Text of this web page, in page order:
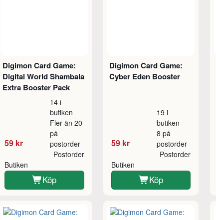
Digimon Card Game:
Digital World Shambala
Extra Booster Pack
59 kr
14 i
butiken
Fler än 20
på
postorder
Butiken
Postorder
Köp
Digimon Card Game:
Cyber Eden Booster
59 kr
19 i
butiken
8 på
postorder
Butiken
Postorder
Köp